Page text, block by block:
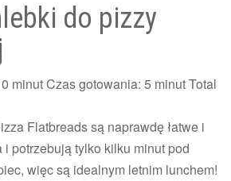
do pizzy
minutCzas gotowania: 5 minutTotal
Flatbreads są naprawdę łatwe i
potrzebują tylko kilku minut pod
więc są idealnym letnim lunchem!